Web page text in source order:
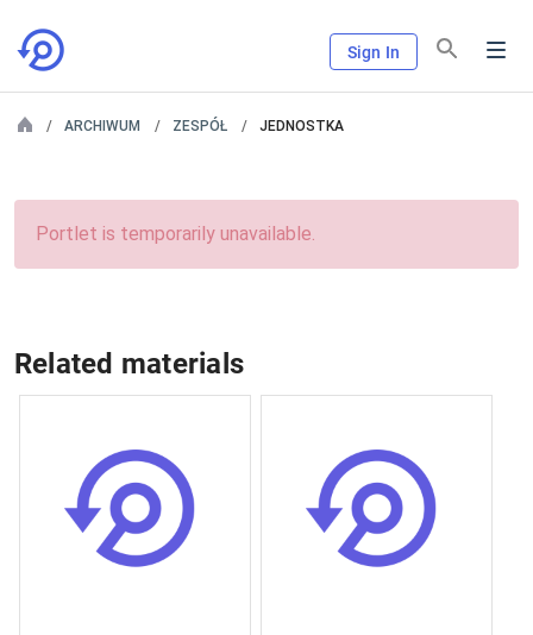
Sign In
ARCHIWUM ZESPÓŁ JEDNOSTKA
Portlet is temporarily unavailable.
Related materials